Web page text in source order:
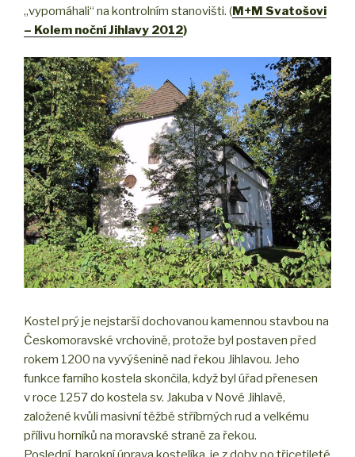
„vypomáhali“ na kontrolním stanovišti. (M+M Svatošovi
– Kolem noční Jihlavy 2012)
Kostel prý je nejstarší dochovanou kamennou stavbou na
Českomoravské vrchovině, protože byl postaven před
rokem 1200 na vyvýšenině nad řekou Jihlavou. Jeho
funkce farního kostela skončila, když byl úřad přenesen
v roce 1257 do kostela sv. Jakuba v Nové Jihlavě,
založené kvůli masivní těžbě stříbrných rud a velkému
přílivu horníků na moravské straně za řekou.